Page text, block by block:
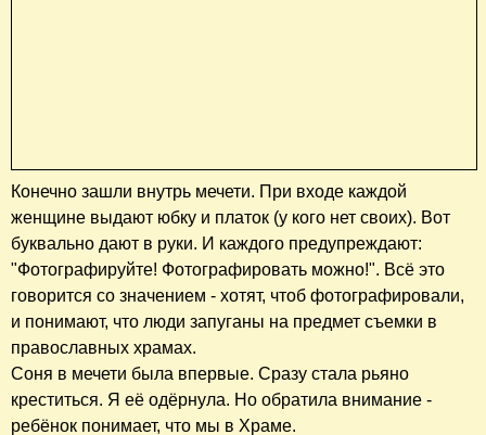
Конечно зашли внутрь мечети. При входе каждой
женщине выдают юбку и платок (у кого нет своих). Вот
буквально дают в руки. И каждого предупреждают:
"Фотографируйте! Фотографировать можно!". Всё это
говорится со значением - хотят, чтоб фотографировали,
и понимают, что люди запуганы на предмет съемки в
православных храмах.
Соня в мечети была впервые. Сразу стала рьяно
креститься. Я её одёрнула. Но обратила внимание -
ребёнок понимает, что мы в Храме.